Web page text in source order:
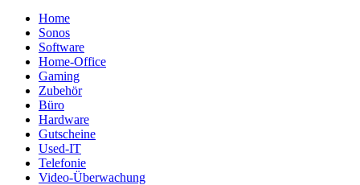
Home
Sonos
Software
Home-Office
Gaming
Zubehör
Büro
Hardware
Gutscheine
Used-IT
Telefonie
Video-Überwachung